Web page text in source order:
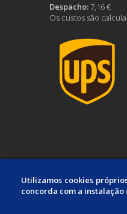
Utilizamos cookies
concorda com a
Despacho: 7,16 €
Os custos são